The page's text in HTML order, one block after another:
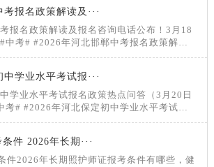
业技能竞赛为进一步提高技能人才培养水
才
报名政策解读及···
报名政策解读及报名咨询电话公布！3月18
中考# #2026年河北邯郸中考报名政策解读
学业水平考试报···
学业水平考试报名政策热点问答（3月20日
考# #2026年河北保定初中学业水平考试报
件 2026年长期···
件2026年长期照护师证报考条件有哪些，健